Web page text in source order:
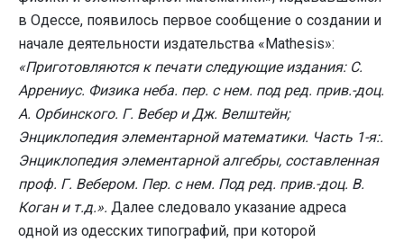
в Одессе, появилось первое сообщение о создании и
начале деятельности издательства «Mathesis»:
«Приготовляются к печати следующие издания: С.
Аррениус. Физика неба. пер. с нем. под ред. прив.-доц.
А. Орбинского. Г. Вебер и Дж. Велштейн;
Энциклопедия элементарной математики. Часть 1-я:.
Энциклопедия элементарной алгебры, составленная
проф. Г. Вебером. Пер. с нем. Под ред. прив.-доц. В.
Коган и т.д.». Далее следовало указание адреса
одной из одесских типографий, при которой